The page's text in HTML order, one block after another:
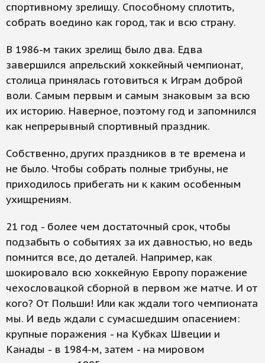
спортивному зрелищу. Способному сплотить,
собрать воедино как город, так и всю страну.
В 1986-м таких зрелищ было два. Едва
завершился апрельский хоккейный чемпионат,
столица принялась готовиться к Играм доброй
воли. Самым первым и самым знаковым за всю
их историю. Наверное, поэтому год и запомнился
как непрерывный спортивный праздник.
Собственно, других праздников в те времена и
не было. Чтобы собрать полные трибуны, не
приходилось прибегать ни к каким особенным
ухищрениям.
21 год - более чем достаточный срок, чтобы
подзабыть о событиях за их давностью, но ведь
помнится все, до деталей. Например, как
шокировало всю хоккейную Европу поражение
чехословацкой сборной в первом же матче. И от
кого? От Польши! Или как ждали того чемпионата
мы. И ведь ждали с сумасшедшим опасением:
крупные поражения - на Кубках Швеции и
Канады - в 1984-м, затем - на мировом